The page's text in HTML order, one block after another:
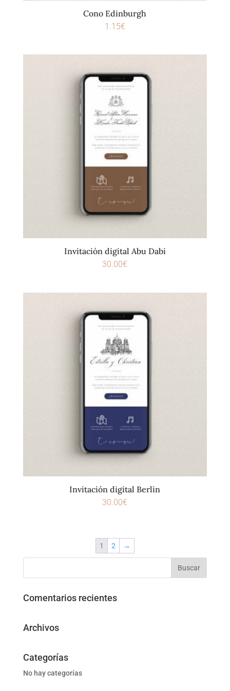
Cono Edinburgh
1.15€
Invitación digital Abu Dabi
30.00€
Invitación digital Berlin
30.00€
1 2 →
Comentarios recientes
Archivos
Categorías
No hay categorías